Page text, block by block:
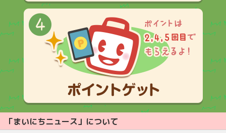
「まいにちニュース」について